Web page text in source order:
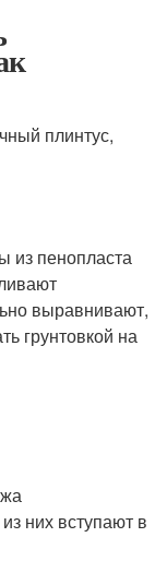
плинтус,
из пенопласта
выравнивают,
грунтовкой на
них вступают в